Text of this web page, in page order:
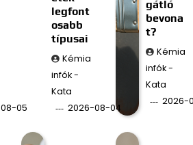
05
legfont
osabb
típusai
Kémia
infók -
Kata
2026-08-04
gátló
bevona
t?
Kémia
infók -
Kata
2026-